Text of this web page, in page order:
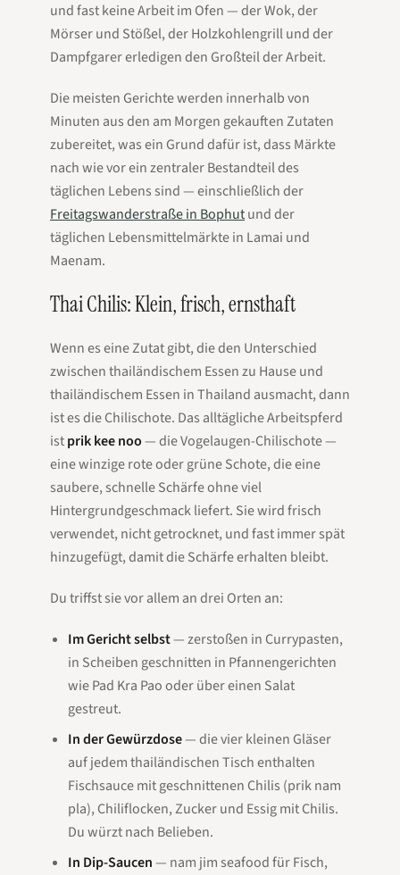
und fast keine Arbeit im Ofen — der Wok, der
Mörser und Stößel, der Holzkohlengrill und der
Dampfgarer erledigen den Großteil der Arbeit.
Die meisten Gerichte werden innerhalb von
Minuten aus den am Morgen gekauften Zutaten
zubereitet, was ein Grund dafür ist, dass Märkte
nach wie vor ein zentraler Bestandteil des
täglichen Lebens sind — einschließlich der
Freitagswanderstraße in Bophutund der
täglichen Lebensmittelmärkte in Lamai und
Maenam.
Thai Chilis: Klein, frisch, ernsthaft
Wenn es eine Zutat gibt, die den Unterschied
zwischen thailändischem Essen zu Hause und
thailändischem Essen in Thailand ausmacht, dann
ist es die Chilischote. Das alltägliche Arbeitspferd
istprik kee noo— die Vogelaugen-Chilischote —
eine winzige rote oder grüne Schote, die eine
saubere, schnelle Schärfe ohne viel
Hintergrundgeschmack liefert. Sie wird frisch
verwendet, nicht getrocknet, und fast immer spät
hinzugefügt, damit die Schärfe erhalten bleibt.
Du triffst sie vor allem an drei Orten an:
Im Gericht selbst— zerstoßen in Currypasten,
in Scheiben geschnitten in Pfannengerichten
wie Pad Kra Pao oder über einen Salat
gestreut.
In der Gewürzdose— die vier kleinen Gläser
auf jedem thailändischen Tisch enthalten
Fischsauce mit geschnittenen Chilis (prik nam
pla), Chiliflocken, Zucker und Essig mit Chilis.
Du würzt nach Belieben.
In Dip-Saucen— nam jim seafoodfür Fisch,